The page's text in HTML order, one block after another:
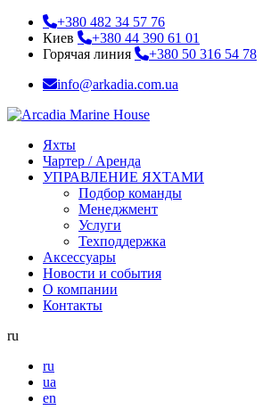
+380 482 34 57 76
Киев
+380 44 390 61 01
Горячая линия
+380 50 316 54 78
info@arkadia.com.ua
Яхты
Чартер / Аренда
УПРАВЛЕНИЕ ЯХТАМИ
Подбор команды
Менеджмент
Услуги
Техподдержка
Аксессуары
Новости и события
О компании
Контакты
ru
ru
ua
en